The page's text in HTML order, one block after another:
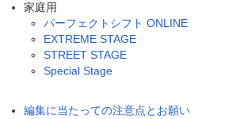
家庭用
パーフェクトシフト ONLINE
EXTREME STAGE
STREET STAGE
Special Stage
編集に当たっての注意点とお願い